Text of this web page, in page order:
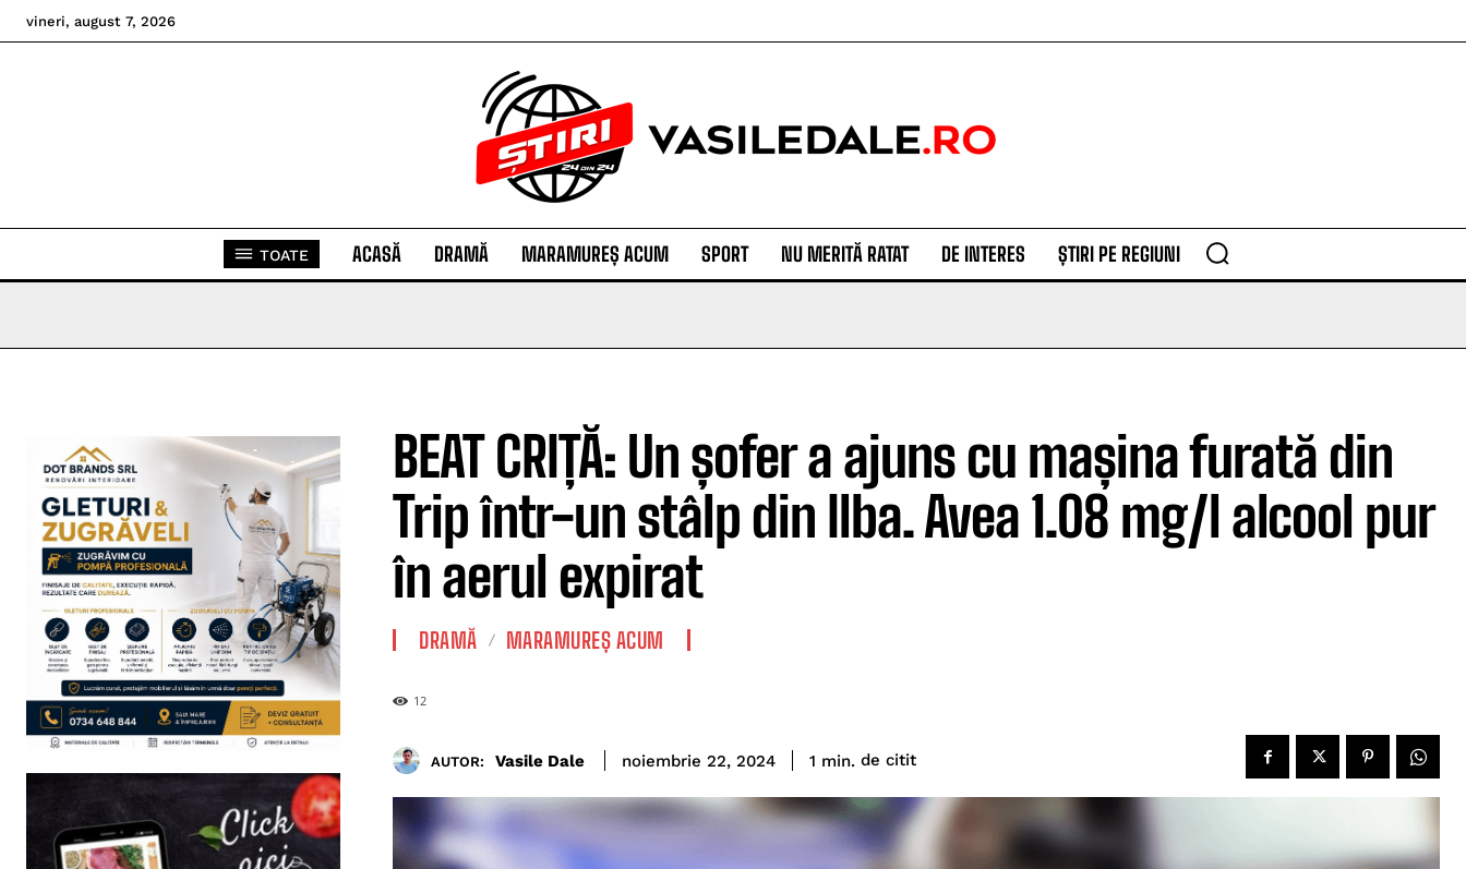
vineri, august 7, 2026
TOATE ACASĂ DRAMĂ MARAMUREȘ ACUM SPORT NU MERITĂ RATAT DE INTERES ȘTIRI PE REGIUNI
BEAT CRIȚĂ: Un șofer a ajuns cu mașina furată din
Trip într-un stâlp din Ilba. Avea 1.08 mg/l alcool pur
în aerul expirat
DRAMĂ MARAMUREȘ ACUM
12
AUTOR: Vasile Dale noiembrie 22, 2024 1 min. de citit